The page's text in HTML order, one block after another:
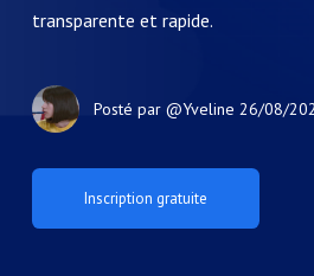
transparente et rapide.
Posté par @Yveline 26/08/